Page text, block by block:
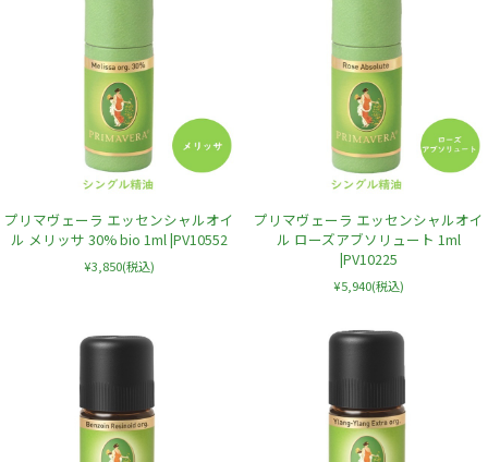
プリマヴェーラ エッセンシャルオイ
ル メリッサ 30% bio 1ml |PV10552
¥3,850(税込)
プリマヴェーラ エッセンシャルオイ
ル ローズアブソリュート 1ml
|PV10225
¥5,940(税込)